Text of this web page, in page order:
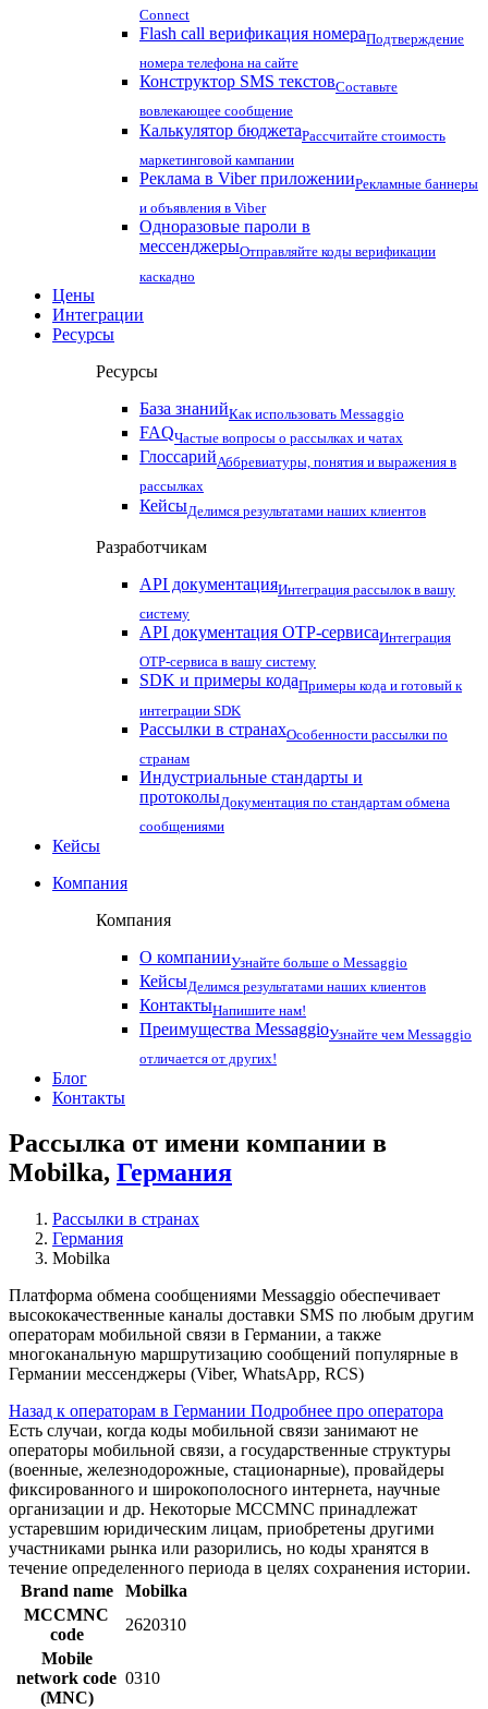
Connect
Flash call верификация номераПодтверждение
номера телефона на сайте
Конструктор SMS текстовСоставьте
вовлекающее сообщение
Калькулятор бюджетаРассчитайте стоимость
маркетинговой кампании
Реклама в Viber приложенииРекламные баннеры
и объявления в Viber
Одноразовые пароли в
мессенджерыОтправляйте коды верификации
каскадно
Цены
Интеграции
Ресурсы
Ресурсы
База знанийКак использовать Messaggio
FAQЧастые вопросы о рассылках и чатах
ГлоссарийАббревиатуры, понятия и выражения в
рассылках
КейсыДелимся результатами наших клиентов
Разработчикам
API документацияИнтеграция рассылок в вашу
систему
API документация OTP-сервисаИнтеграция
OTP-сервиса в вашу систему
SDK и примеры кодаПримеры кода и готовый к
интеграции SDK
Рассылки в странахОсобенности рассылки по
странам
Индустриальные стандарты и
протоколыДокументация по стандартам обмена
сообщениями
Кейсы
Компания
Компания
О компанииУзнайте больше о Messaggio
КейсыДелимся результатами наших клиентов
КонтактыНапишите нам!
Преимущества MessaggioУзнайте чем Messaggio
отличается от других!
Блог
Контакты
Рассылка от имени компании в
Mobilka, Германия
Рассылки в странах
Германия
Mobilka
Платформа обмена сообщениями Messaggio обеспечивает
высококачественные каналы доставки SMS по любым другим
операторам мобильной связи в Германии, а также
многоканальную маршрутизацию сообщений популярные в
Германии мессенджеры (Viber, WhatsApp, RCS)
Назад к операторам в Германии Подробнее про оператора
Есть случаи, когда коды мобильной связи занимают не
операторы мобильной связи, а государственные структуры
(военные, железнодорожные, стационарные), провайдеры
фиксированного и широкополосного интернета, научные
организации и др. Некоторые MCCMNC принадлежат
устаревшим юридическим лицам, приобретены другими
участниками рынка или разорились, но коды хранятся в
течение определенного периода в целях сохранения истории.
Brand name
Mobilka
MCCMNC
code
2620310
Mobile
network code
(MNC)
0310